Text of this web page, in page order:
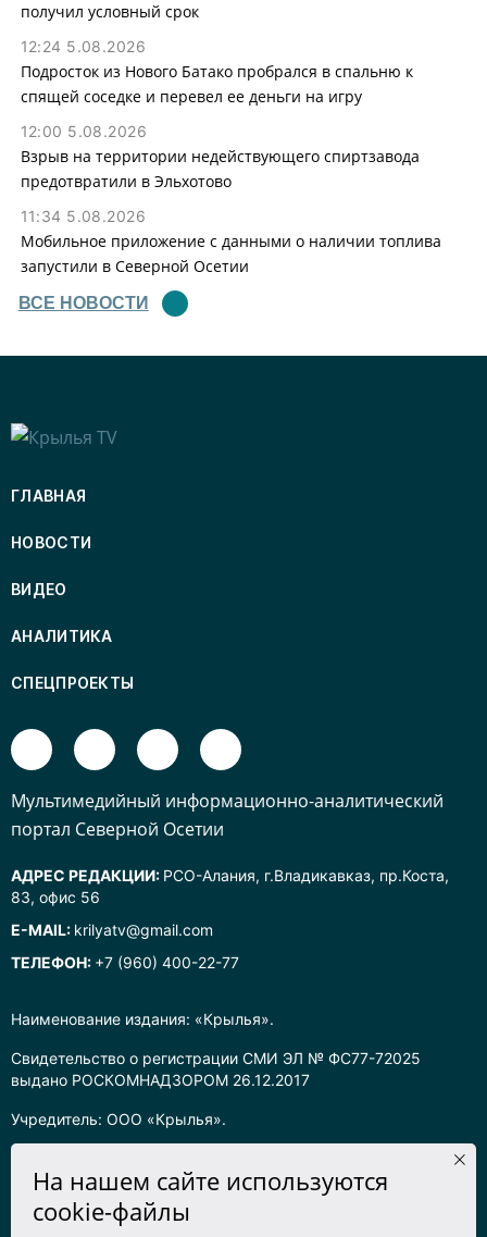
получил условный срок
12:24 5.08.2026
Подросток из Нового Батако пробрался в спальню к
спящей соседке и перевел ее деньги на игру
12:00 5.08.2026
Взрыв на территории недействующего спиртзавода
предотвратили в Эльхотово
11:34 5.08.2026
Мобильное приложение с данными о наличии топлива
запустили в Северной Осетии
ВСЕ НОВОСТИ
Наименование издания: «Крылья».
Свидетельство о регистрации СМИ ЭЛ № ФС77-72025
выдано РОСКОМНАДЗОРОМ 26.12.2017
Учредитель: ООО «Крылья».
Информация на сайте предназначена для лиц старше 16 лет.
ГЛАВНАЯ
НОВОСТИ
ВИДЕО
АНАЛИТИКА
СПЕЦПРОЕКТЫ
Mультимедийный информационно-аналитический
портал Северной Осетии
АДРЕС РЕДАКЦИИ: РСО-Алания, г.Владикавказ, пр.Коста,
83, офис 56
E-MAIL: krilyatv@gmail.com
ТЕЛЕФОН: +7 (960) 400-22-77
На нашем сайте используются
cookie-файлы